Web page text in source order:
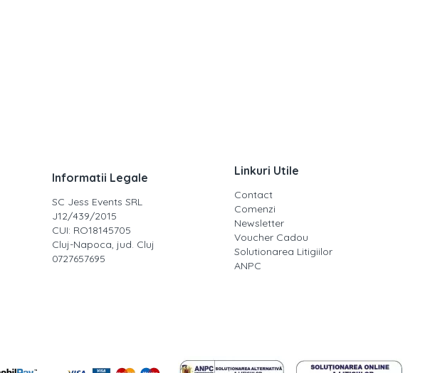
Informatii Legale
SC Jess Events SRL
J12/439/2015
CUI: RO18145705
Cluj-Napoca, jud. Cluj
0727657695
Linkuri Utile
Contact
Comenzi
Newsletter
Voucher Cadou
Solutionarea Litigiilor
ANPC